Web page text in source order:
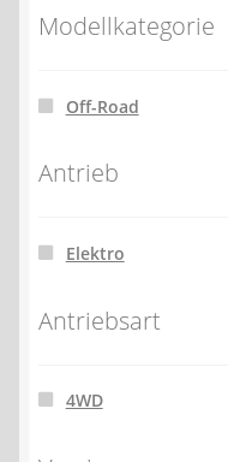
Modellkategorie
Off-Road
Antrieb
Elektro
Antriebsart
4WD